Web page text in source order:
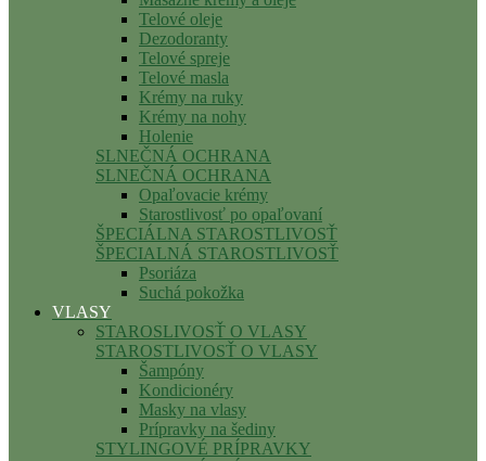
Telové oleje
Dezodoranty
Telové spreje
Telové masla
Krémy na ruky
Krémy na nohy
Holenie
SLNEČNÁ OCHRANA
SLNEČNÁ OCHRANA
Opaľovacie krémy
Starostlivosť po opaľovaní
ŠPECIÁLNA STAROSTLIVOSŤ
ŠPECIALNÁ STAROSTLIVOSŤ
Psoriáza
Suchá pokožka
VLASY
STAROSLIVOSŤ O VLASY
STAROSTLIVOSŤ O VLASY
Šampóny
Kondicionéry
Masky na vlasy
Prípravky na šediny
STYLINGOVÉ PRÍPRAVKY